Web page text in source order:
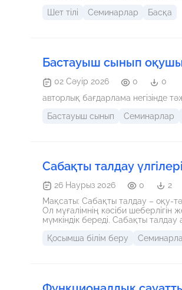
Шет тілі
Семинарлар Басқа
Бастауыш сынып
02 Сәуір 2026 0
0
авторлық бағдарлама негізінде
Бастауыш сынып
Семинарлар
Сабақты талдау үлгілері
26 Наурыз 2026 0
2
Мақсаты: Сабақты талдау – оқу-
Ол мұғалімнің кәсіби шеберлігін
мүмкіндік береді. Сабақты
әрбір өткізілген сабақ жүйелі
Қосымша білім беру